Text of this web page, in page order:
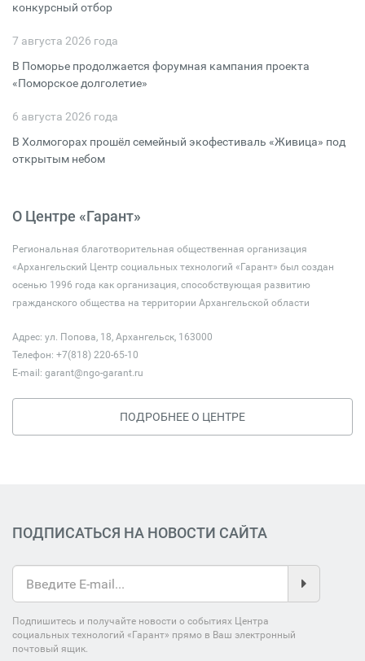
конкурсный отбор
7 августа 2026 года
В Поморье продолжается форумная кампания проекта
«Поморское долголетие»
6 августа 2026 года
В Холмогорах прошёл семейный экофестиваль «Живица» под
открытым небом
О Центре «Гарант»
Региональная благотворительная общественная организация
«Архангельский Центр социальных технологий «Гарант» был создан
осенью 1996 года как организация, способствующая развитию
гражданского общества на территории Архангельской области
Адрес: ул. Попова, 18, Архангельск, 163000
Телефон: +7(818) 220-65-10
E-mail: garant@ngo-garant.ru
ПОДРОБНЕЕ О ЦЕНТРЕ
ПОДПИСАТЬСЯ НА НОВОСТИ САЙТА
Подпишитесь и получайте новости о событиях Центра
социальных технологий «Гарант» прямо в Ваш электронный
почтовый ящик.